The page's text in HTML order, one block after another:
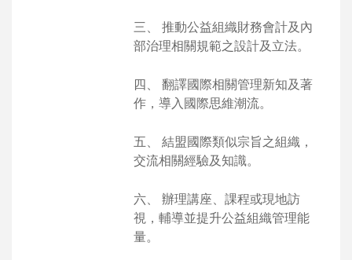
三、 推動公益組織財務會計及內
部治理相關規範之設計及立法。
四、 翻譯國際相關管理新知及著
作，導入國際思維潮流。
五、 結盟國際類似宗旨之組織，
交流相關經驗及知識。
六、 辦理講座、課程或現地訪
視，輔導並提升公益組織管理能
量。